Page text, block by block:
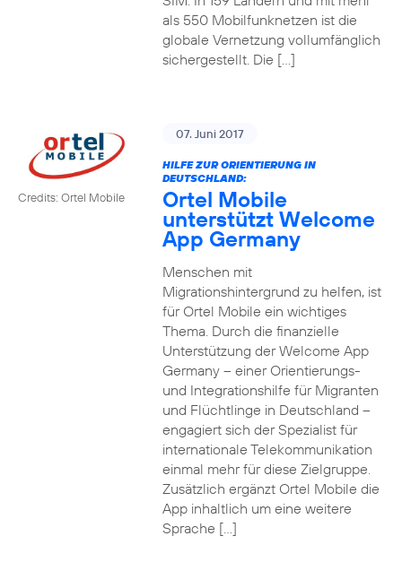
als 550 Mobilfunknetzen ist die
globale Vernetzung vollumfänglich
sichergestellt. Die […]
Credits: Ortel Mobile
07. Juni 2017
HILFE ZUR ORIENTIERUNG IN
DEUTSCHLAND:
Ortel Mobile
unterstützt Welcome
App Germany
Menschen mit
Migrationshintergrund zu helfen, ist
für Ortel Mobile ein wichtiges
Thema. Durch die finanzielle
Unterstützung der Welcome App
Germany – einer Orientierungs-
und Integrationshilfe für Migranten
und Flüchtlinge in Deutschland –
engagiert sich der Spezialist für
internationale Telekommunikation
einmal mehr für diese Zielgruppe.
Zusätzlich ergänzt Ortel Mobile die
App inhaltlich um eine weitere
Sprache […]